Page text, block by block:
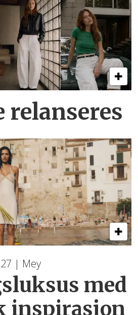
relanseres
| Mey
med
inspirasjon